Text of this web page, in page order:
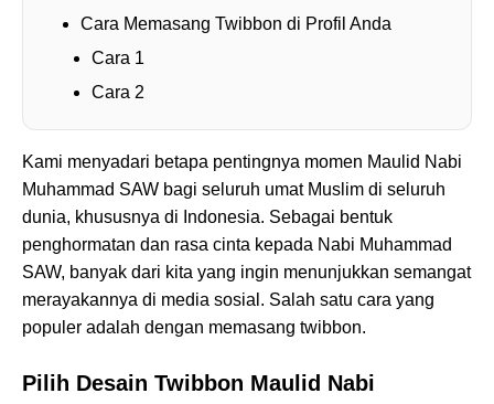
Cara Memasang Twibbon di Profil Anda
Cara 1
Cara 2
Kami menyadari betapa pentingnya momen Maulid Nabi
Muhammad SAW bagi seluruh umat Muslim di seluruh
dunia, khususnya di Indonesia. Sebagai bentuk
penghormatan dan rasa cinta kepada Nabi Muhammad
SAW, banyak dari kita yang ingin menunjukkan semangat
merayakannya di media sosial. Salah satu cara yang
populer adalah dengan memasang twibbon.
Pilih Desain Twibbon Maulid Nabi